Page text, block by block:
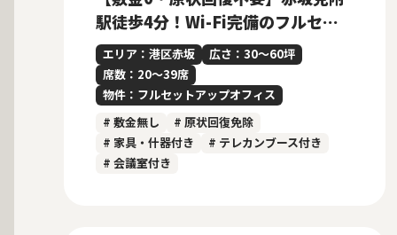
駅徒歩4分！Wi-Fi完備のフルセッ
トアップオフィス
エリア：港区赤坂
広さ：30〜60坪
席数：20〜39席
物件：フルセットアップオフィス
# 敷金無し
# 原状回復免除
# 家具・什器付き
# テレカンブース付き
# 会議室付き